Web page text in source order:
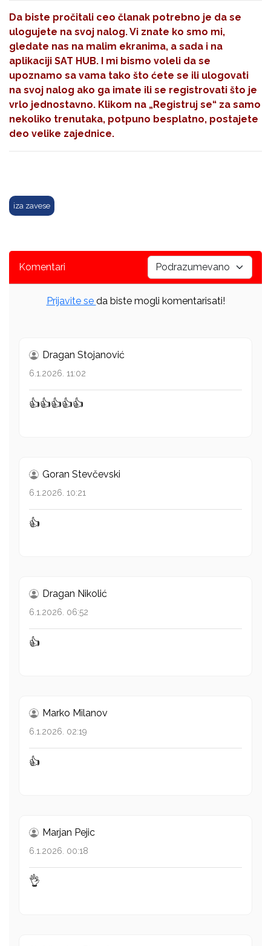
Da biste pročitali ceo članak potrebno je da se
ulogujete na svoj nalog. Vi znate ko smo mi,
gledate nas na malim ekranima, a sada i na
aplikaciji SAT HUB. I mi bismo voleli da se
upoznamo sa vama tako što ćete se ili ulogovati
na svoj nalog ako ga imate ili se registrovati što je
vrlo jednostavno. Klikom na „Registruj se“ za samo
nekoliko trenutaka, potpuno besplatno, postajete
deo velike zajednice.
iza zavese
Komentari
Prijavite se da biste mogli komentarisati!
Dragan Stojanović
6.1.2026. 11:02
👍👍👍👍👍
Goran Stevčevski
6.1.2026. 10:21
👍
Dragan Nikolić
6.1.2026. 06:52
👍
Marko Milanov
6.1.2026. 02:19
👍
Marjan Pejic
6.1.2026. 00:18
👌